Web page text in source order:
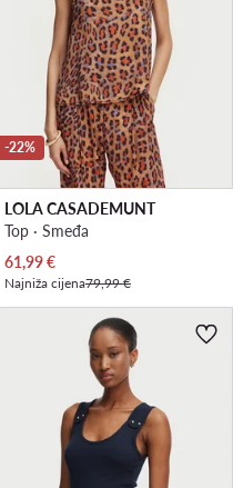
-22%
LOLA CASADEMUNT
Top · Smeđa
Trenutna cijena
61,99€
Najniža cijena79,99 €